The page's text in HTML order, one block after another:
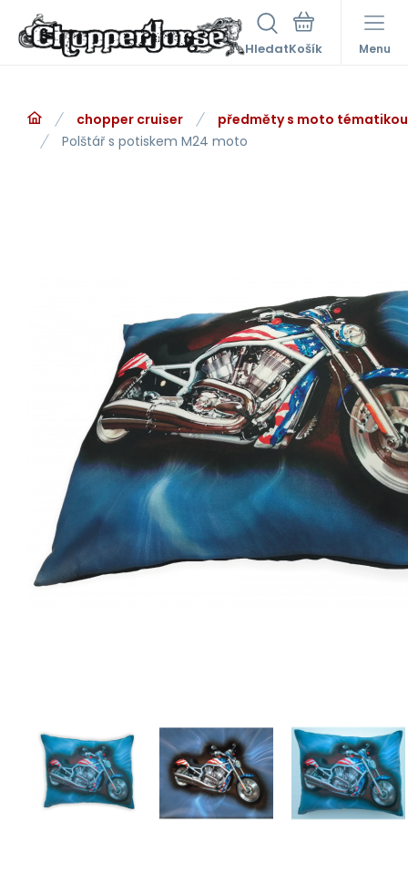
Hledat Menu
chopper cruiser
předměty s moto tématikou
Polštář s potiskem M24 moto